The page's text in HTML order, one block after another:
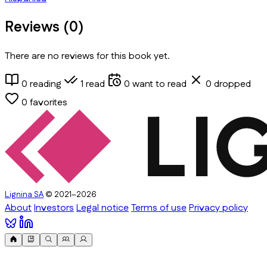
Reviews (0)
There are no reviews for this book yet.
0 reading 1 read 0 want to read 0 dropped
0 favorites
Lignina SA © 2021–2026
AboutInvestorsLegal noticeTerms of usePrivacy policy